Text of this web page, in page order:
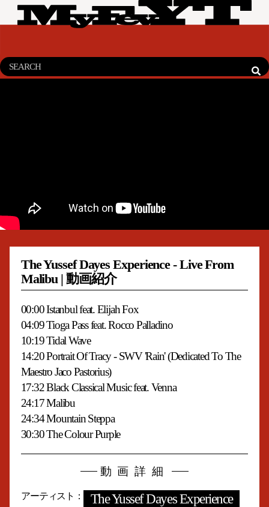
The Yussef Dayes Experience - Live From
Malibu | 動画紹介
00:00 Istanbul feat. Elijah Fox
04:09 Tioga Pass feat. Rocco Palladino
10:19 Tidal Wave
14:20 Portrait Of Tracy - SWV 'Rain' (Dedicated To The
Maestro Jaco Pastorius)
17:32 Black Classical Music feat. Venna
24:17 Malibu
24:34 Mountain Steppa
30:30 The Colour Purple
動画詳細
アーティスト The Yussef Dayes Experience